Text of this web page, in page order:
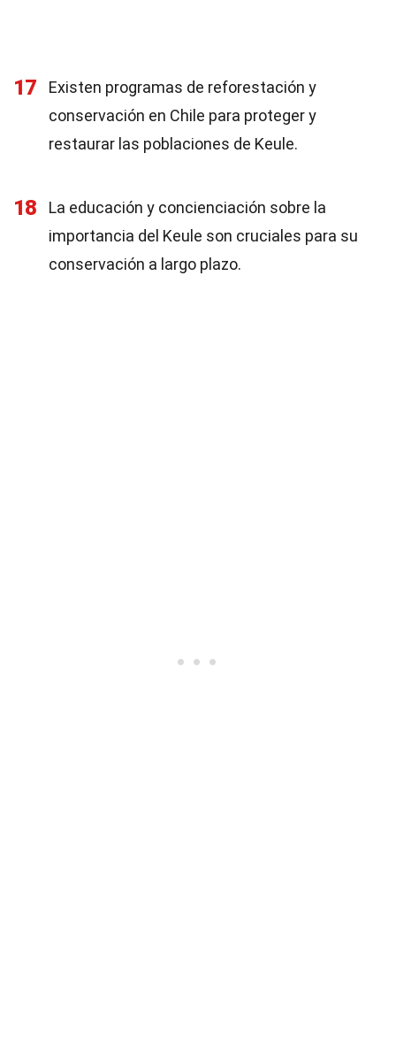
17
Existen programas de reforestación y
conservación en Chile para proteger y
restaurar las poblaciones de Keule.
18
La educación y concienciación sobre la
importancia del Keule son cruciales para su
conservación a largo plazo.